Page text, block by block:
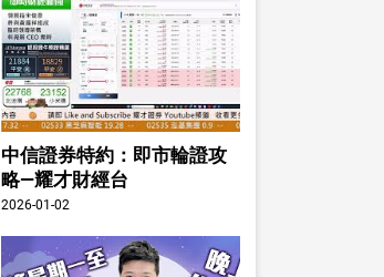
中信證券特約：即市輪證攻
略—耀才財經台
2026-01-02